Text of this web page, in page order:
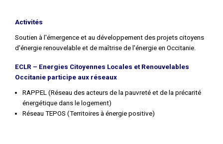
Activités
Soutien à l'émergence et au développement des projets citoyens
d'énergie renouvelable et de maîtrise de l'énergie en Occitanie.
ECLR – Energies Citoyennes Locales et Renouvelables
Occitanie participe aux réseaux
RAPPEL (Réseau des acteurs de la pauvreté et de la précarité
énergétique dans le logement)
Réseau TEPOS (Territoires à énergie positive)